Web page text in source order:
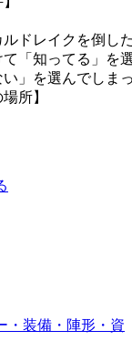
ドレイクを倒し
て「知ってる」を
い」を選んでしま
所】
・装備・陣形・資